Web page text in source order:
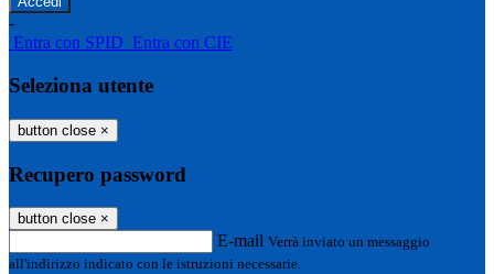
-
Entra con SPID Entra con CIE
Seleziona utente
button close ×
Recupero password
button close ×
E-mail Verrà inviato un messaggio
all'indirizzo indicato con le istruzioni necessarie.